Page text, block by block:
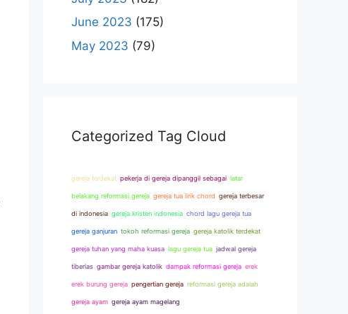
June 2023 (175)
May 2023 (79)
Categorized Tag Cloud
gereja terdekat pekerja di gereja dipanggil sebagai latar
belakang reformasi gereja gereja tua lirik chord gereja terbesar
di indonesia gereja kristen indonesia chord lagu gereja tua
gereja ganjuran tokoh reformasi gereja gereja katolik terdekat
gereja tuhan yang maha kuasa lagu gereja tua jadwal gereja
tiberias gambar gereja katolik dampak reformasi gereja erek
erek burung gereja pengertian gereja reformasi gereja adalah
gereja ayam gereja ayam magelang